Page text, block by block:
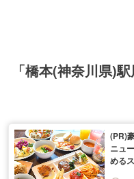
「橋本(神奈川県)
(PR)
ニュ
める